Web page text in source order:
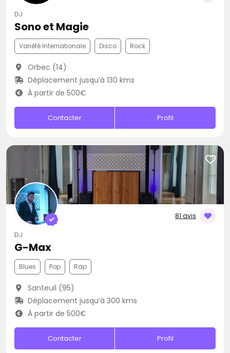
DJ
Sono et Magie
Variété Internationale Disco Rock
Orbec (14)
Déplacement jusqu’à 130 kms
À partir de 500€
Contacter Profil
81 avis
DJ
G-Max
Blues Pop Rap
Santeuil (95)
Déplacement jusqu’à 300 kms
À partir de 500€
Contacter Profil